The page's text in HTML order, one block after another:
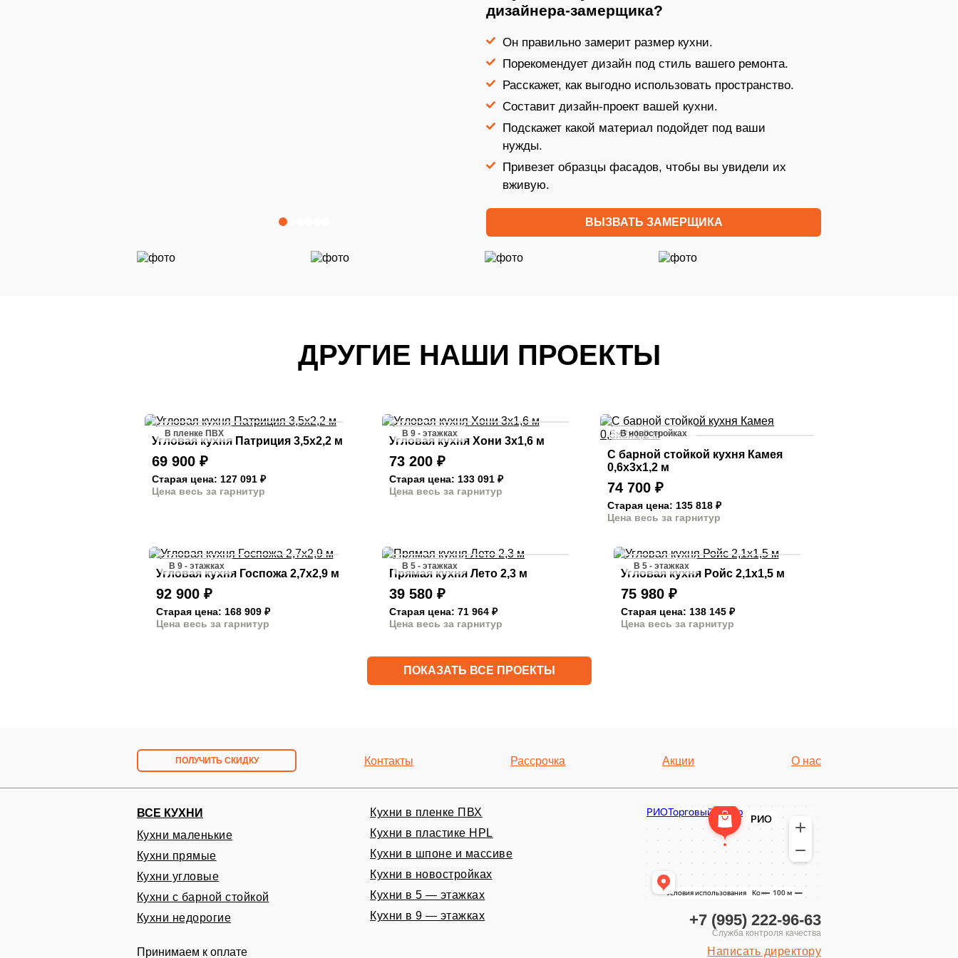
дизайнера-замерщика?
Он правильно замерит размер кухни.
Порекомендует дизайн под стиль вашего ремонта.
Расскажет, как выгодно использовать пространство.
Составит дизайн-проект вашей кухни.
Подскажет какой материал подойдет под ваши
нужды.
Привезет образцы фасадов, чтобы вы увидели их
вживую.
ВЫЗВАТЬ ЗАМЕРЩИКА
ДРУГИЕ НАШИ ПРОЕКТЫ
В пленке ПВХ
Угловая кухня Патриция 3,5х2,2 м
69 900 ₽
Старая цена: 127 091 ₽
Цена весь за гарнитур
В 9 - этажках
Угловая кухня Хони 3х1,6 м
73 200 ₽
Старая цена: 133 091 ₽
Цена весь за гарнитур
В новостройках
С барной стойкой кухня Камея
0,6х3х1,2 м
74 700 ₽
Старая цена: 135 818 ₽
Цена весь за гарнитур
В 9 - этажках
Угловая кухня Госпожа 2,7х2,9 м
92 900 ₽
Старая цена: 168 909 ₽
Цена весь за гарнитур
В 5 - этажках
Прямая кухня Лето 2,3 м
39 580 ₽
Старая цена: 71 964 ₽
Цена весь за гарнитур
В 5 - этажках
Угловая кухня Ройс 2,1х1,5 м
75 980 ₽
Старая цена: 138 145 ₽
Цена весь за гарнитур
ПОКАЗАТЬ ВСЕ ПРОЕКТЫ
ПОЛУЧИТЬ СКИДКУ Контакты Рассрочка Акции О нас
ВСЕ КУХНИ
Кухни маленькие
Кухни прямые
Кухни угловые
Кухни с барной стойкой
Кухни недорогие
Кухни в пленке ПВХ
Кухни в пластике HPL
Кухни в шпоне и массиве
Кухни в новостройках
Кухни в 5 — этажках
Кухни в 9 — этажках
Написать директору
+7 (995) 222-96-63
Принимаем к оплате
Запишитесь на бесплатный замер
в удобное вам время
Проект и расчет кухни на дому БЕСПЛАТНО!